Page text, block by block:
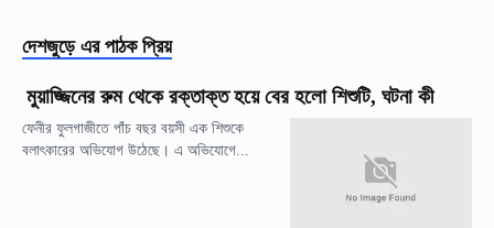
দেশজুড়ে এর পাঠক প্রিয়
মুয়াজ্জিনের রুম থেকে রক্তাক্ত হয়ে বের হলো শিশুটি, ঘটনা কী
ফেনীর ফুলগাজীতে পাঁচ বছর বয়সী এক শিশুকে
বলাৎকারের অভিযোগ উঠেছে। এ অভিযোগে...